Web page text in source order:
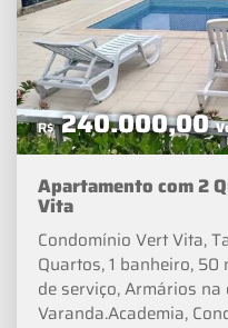
Apartamento com 2
Vita
Condomínio Vert Vita,
Quartos, 1 banheiro, 50
de serviço, Armários
Varanda.Academia,
R$240.000,00